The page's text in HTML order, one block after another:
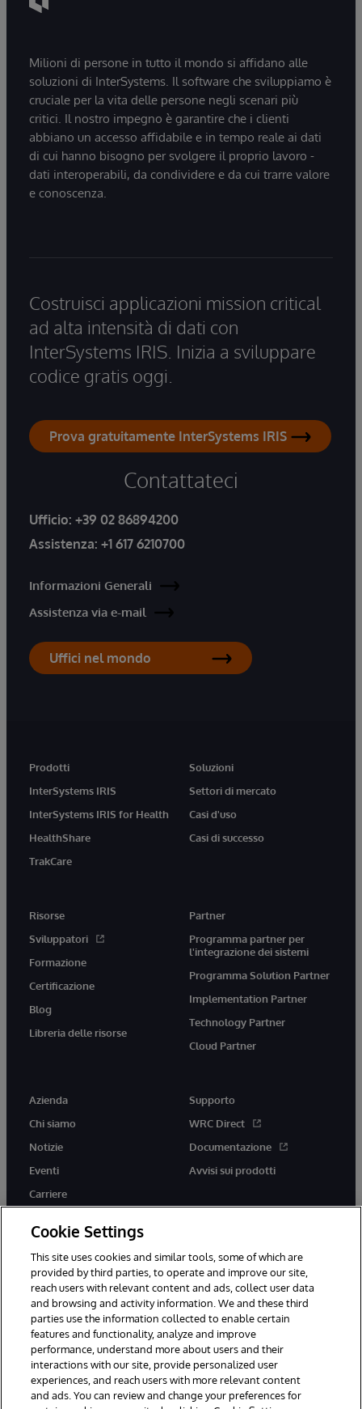
Milioni di persone in tutto il mondo si affidano alle
soluzioni di InterSystems. Il software che sviluppiamo è
cruciale per la vita delle persone negli scenari più
critici. Il nostro impegno è garantire che i clienti
abbiano un accesso affidabile e in tempo reale ai dati
di cui hanno bisogno per svolgere il proprio lavoro -
dati interoperabili, da condividere e da cui trarre valore
e conoscenza.
Costruisci applicazioni mission critical
ad alta intensità di dati con
InterSystems IRIS. Inizia a sviluppare
codice gratis oggi.
Prova gratuitamente InterSystems IRIS
Contattateci
Ufficio: +39 02 86894200
Assistenza: +1 617 6210700
Informazioni Generali
Assistenza via e-mail
Uffici nel mondo
Prodotti
InterSystems IRIS
InterSystems IRIS for Health
HealthShare
TrakCare
Soluzioni
Settori di mercato
Casi d'uso
Casi di successo
Risorse
Sviluppatori
Formazione
Certificazione
Blog
Libreria delle risorse
Partner
Programma partner per
l'integrazione dei sistemi
Programma Solution Partner
Implementation Partner
Technology Partner
Cloud Partner
Azienda
Chi siamo
Notizie
Eventi
Carriere
Supporto
WRC Direct
Documentazione
Avvisi sui prodotti
twitter youtubefacebooklinkedin
© 1996-2026 InterSystems Corporation, Boston, MA. Tutti i diritti
riservati.
Avvisi/Termini e Condizioni
Dichiarazione sulla privacy
Cookie Settings
This site uses cookies and similar tools, some of which are
provided by third parties, to operate and improve our site,
reach users with relevant content and ads, collect user data
and browsing and activity information. We and these third
parties use the information collected to enable certain
features and functionality, analyze and improve
performance, understand more about users and their
interactions with our site, provide personalized user
experiences, and reach users with more relevant content
and ads. You can review and change your preferences for